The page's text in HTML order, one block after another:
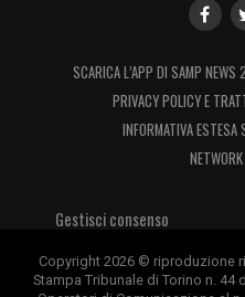
SCARICA L’APP DI SAMP NEWS
PRIVACY POLICY E
INFORMATIVA ESTESA
Gestisci consenso
Copyright 2026 © riproduzione
Stampa Tribunale di Torino n.